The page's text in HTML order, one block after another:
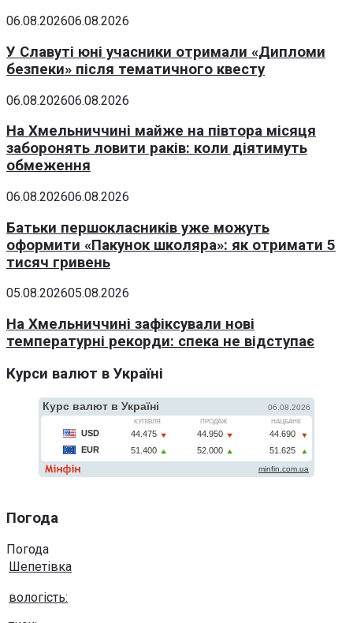
06.08.202606.08.2026
У Славуті юні учасники отримали «Дипломи
безпеки» після тематичного квесту
06.08.202606.08.2026
На Хмельниччині майже на півтора місяця
заборонять ловити раків: коли діятимуть
обмеження
06.08.202606.08.2026
Батьки першокласників уже можуть
оформити «Пакунок школяра»: як отримати 5
тисяч гривень
05.08.202605.08.2026
На Хмельниччині зафіксували нові
температурні рекорди: спека не відступає
Курси валют в Україні
Погода
Погода
Шепетівка
вологість: